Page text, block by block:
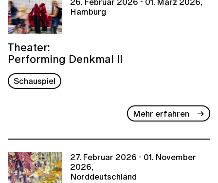
Hamburg
Theater:
Performing Denkmal II
Schauspiel
Mehr erfahren
27. Februar 2026 - 01. November
2026,
Norddeutschland